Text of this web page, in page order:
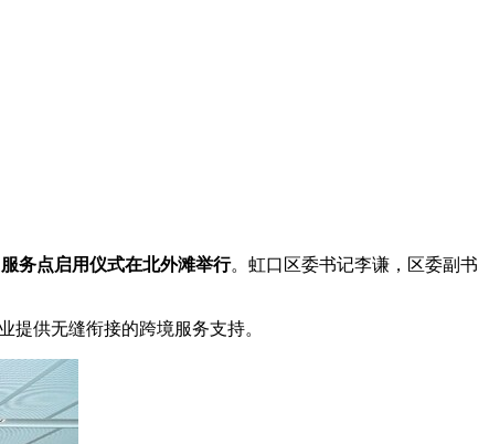
务点启用仪式在北外滩举行。虹口区委书记李谦，区委副书
供无缝衔接的跨境服务支持。